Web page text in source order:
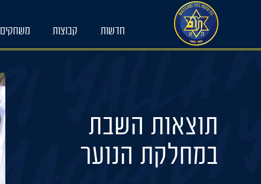
חדשות קבוצות משחקים
תוצאות השבת
במחלקת הנוער